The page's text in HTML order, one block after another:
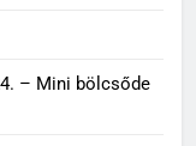
– Mini bölcsőde